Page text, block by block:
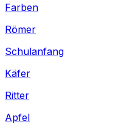
Farben
Römer
Schulanfang
Käfer
Ritter
Apfel